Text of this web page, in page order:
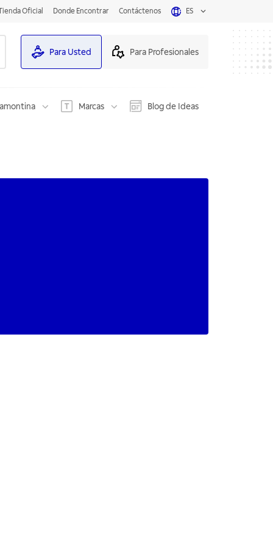
Oficial Donde Encontrar Contáctenos ES
Para Usted Para Profesionales
Marcas Blog de Ideas